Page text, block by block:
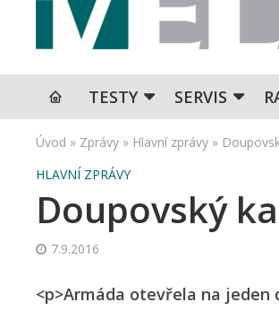
TESTY SERVIS
Úvod » Zprávy » Hlavní zprávy »
HLAVNÍ ZPRÁVY
Doupovský
7.9.2016
<p>Armáda otevřela na jeden